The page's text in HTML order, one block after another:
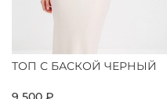
ТОП С БАСКОЙ ЧЕРНЫЙ